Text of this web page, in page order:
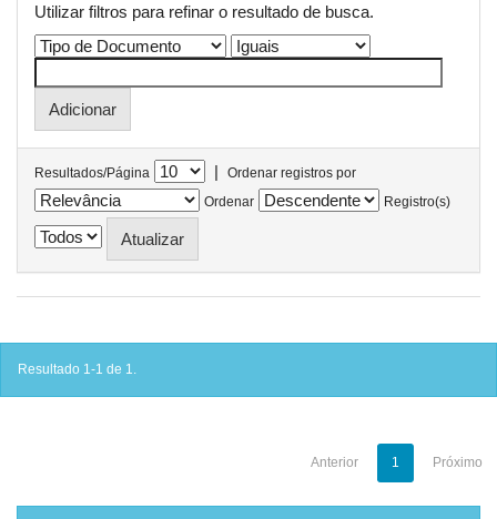
Utilizar filtros para refinar o resultado de busca.
Resultados/Página |
Ordenar registros por
Ordenar
Registro(s)
Resultado 1-1 de 1.
Anterior 1 Próximo